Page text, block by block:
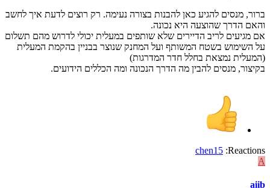
ברור, מנסים להגיע כאן להבנות בצורה נעימה. רק רוצים לדעת איך לחשב
והאם הדרך שהוצעה היא נכונה.
אם מגיעים לריב הדיירים שלא שותפים במעלית יכולי לדרוש מהם תשלום
על השימוש בשטח המשותף ועל המחנק שנוצר בבניין בהקמת המעלית
(המעלית נמצאת בחלל חדר המדרגות)
בקיצור, מנסים להבין מה הדרך הנכונה ומה הכללים הידועים.
Reactions:
chen15
A
aiib